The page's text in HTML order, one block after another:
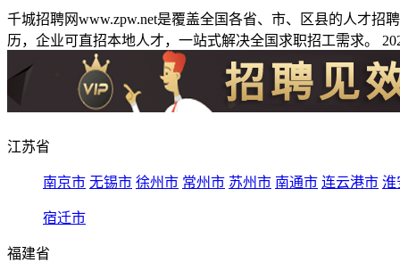
千城招聘网www.zpw.net是覆盖全国各省、市、区县的人才
历，企业可直招本地人才，一站式解决全国求职招工需求。
江苏省
南京市 无锡市 徐州市 常州市 苏州市 南通市 连云港市 淮
宿迁市
福建省